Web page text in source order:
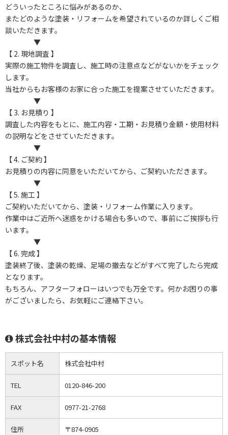
どういったところに悩みがあるのか、
またどのような塗装・リフォームを希望されているのか詳しくご相
談いただきます。
▼
【 2. 現地調査 】
実際の施工物件を調査し、施工時の注意点などがないかをチェック
します。
当社からもお客様のお家に合った施工を提案させていただきます。
▼
【 3. お見積り 】
調査した内容をもとに、施工内容・工期・お見積り金額・使用材料
の説明などをさせていただきます。
▼
【 4. ご契約 】
お見積りの内容に同意をいただいてから、ご契約いただきます。
▼
【 5. 施工 】
ご契約いただいてから、塗装・リフォーム作業に入ります。
作業中はご近所へ迷惑をかける場合も多いので、事前にご挨拶も行
います。
▼
【 6. 完成 】
塗装終了後、塗装の乾燥、足場の撤去などがすべて完了したら完成
となります。
もちろん、アフターフォローはいつでも万全です。何かお困りの事
がございましたら、お気軽にご連絡下さい。
株式会社中村の基本情報
スポット名 株式会社中村
TEL 0120-846-200
FAX 0977-21-2768
住所
〒874-0905